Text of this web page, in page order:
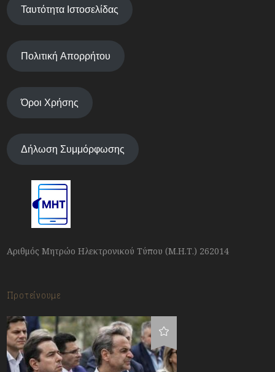
Ταυτότητα Ιστοσελίδας
Πολιτική Απορρήτου
Όροι Χρήσης
Δήλωση Συμμόρφωσης
Αριθμός Μητρώο Ηλεκτρονικού Τύπου (Μ.Η.Τ.) 262014
Προτείνουμε